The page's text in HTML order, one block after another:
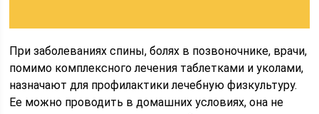
При заболеваниях спины, болях в позвоночнике, врачи,
помимо комплексного лечения таблетками и уколами,
назначают для профилактики лечебную физкультуру.
Ее можно проводить в домашних условиях, она не